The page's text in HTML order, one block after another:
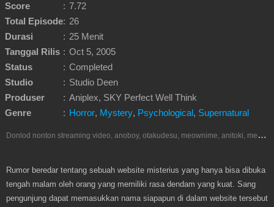
Score
: 7.72
Total Episode: 26
Durasi
: 25 Menit
Tanggal Rilis : Oct 5, 2005
Status
: Completed
Studio
: Studio Deen
Produser
: Aniplex, SKY Perfect Well Think
Genre
: Horror, Mystery, Psychological , Supernatural
D
onlod nonton streaming video, anoboy, otakudesu, meownime, anitoki, meguminime, melody, oploverz, anoboy, nimegami, unduh, riie net, drivenime, myanimelist, MAL, kusonime, neonime, bstation, maxnime, animeindo, Netflix, crunchyroll, neonime, samehadaku, streaming, otakupoi, awsubs, anibatch, anikyojin, nekonime, kurogaze, zippyshare, vidio google drive, Muse Indonesia, iQIYI, Viu, Ani-One Asia, Animenonton, Otaku desu, Mangaku, Anibatch,Vidio, Genflix, Amazon Prime Video, Terlengkap Google Drive 240p, 3GP, Muse Indonesia.
Rumor beredar tentang sebuah website misterius yang hanya bisa dibuka
tengah malam oleh orang yang memiliki rasa dendam yang kuat. Sang
pengunjung dapat memasukkan nama siapapun di dalam website tersebut